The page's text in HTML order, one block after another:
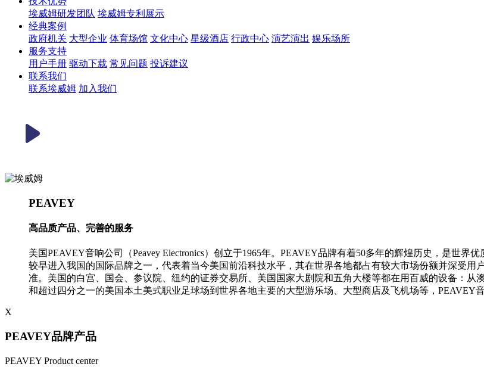
埃威姆研发团队 埃威姆专利展示
经典案例
政府机关 大型企业 体育场馆 文化中心 星级酒店 行政中心 演艺演出 娱乐场所
服务支持
用户手册 驱动下载 常见问题 投诉建议
联系我们
联系埃威姆 加入我们
PEAVEY
高品质产品、完善的服务
美国PEAVEY音响公司（Peavey Electronics）创立于1965年。PEAVEY品牌有着50多年的辉煌历史，是世
较早进入我国的国际品牌之一，代表着当今美国前沿科技水平，其在世界各地都占有较大市场份额并深受
准。美国的白宫、国会、参议院、纽约的证券交易所、美国国家大剧院和五角大楼等都在用百威的设备：
和超过四分之一的美国本土美式职业足球场到世界各地主要的大型游乐场、大型商店及飞机场等，PEAVEY
X
PEAVEY品牌产品
PEAVEY Product center